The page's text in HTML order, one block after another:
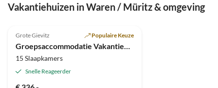
Vakantiehuizen in Waren / Müritz & omgeving
Grote Gievitz Populaire Keuze
Groepsaccommodatie Vakantiehuis Zorgeloos in Groß Gievitz
15 Slaapkamers
Snelle Reageerder